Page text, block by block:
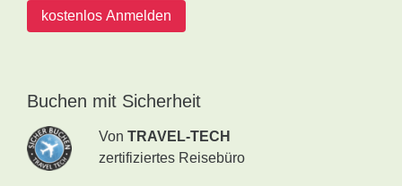
kostenlos Anmelden
Buchen mit Sicherheit
Von TRAVEL-TECH
zertifiziertes Reisebüro